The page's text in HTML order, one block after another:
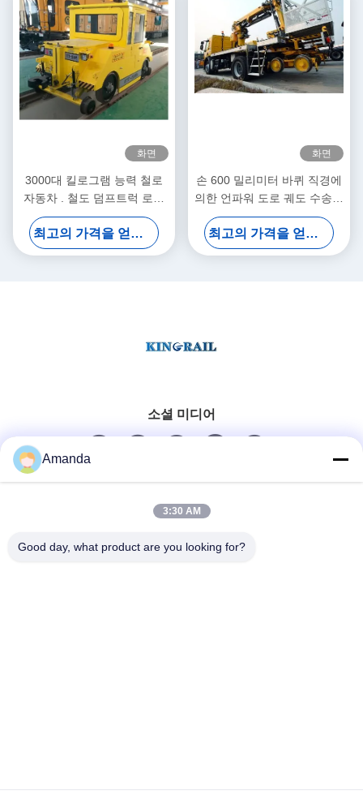
화면
3000대 킬로그램 능력 철로
자동차 . 철도 덤프트럭 로에
스 EMC 증명서
최고의 가격을 얻으십시오
화면
손 600 밀리미터 바퀴 직경에
의한 언파워 도로 궤도 수송수
단 4 바퀴
최고의 가격을 얻으십시오
소셜 미디어
빠른 연락
Amanda
3:30 AM
Good day, what product are you looking for?